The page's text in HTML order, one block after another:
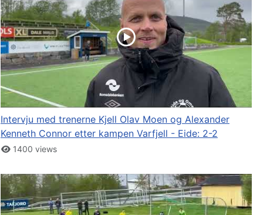
Intervju med trenerne Kjell Olav Moen og Alexander
Kenneth Connor etter kampen Varfjell - Eide: 2-2
1400 views